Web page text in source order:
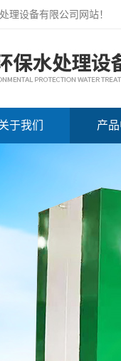
理设备有限公司网站！
于我们 产